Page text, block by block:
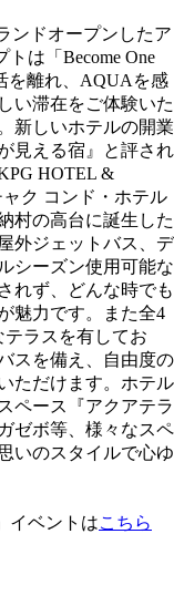
ンドオープンしたア
は「Become One
を離れ、AQUAを感
い滞在をご体験いた
新しいホテルの開業
見える宿』と評され
HOTEL &
ク コンド・ホテル
村の高台に誕生した
外ジェットバス、デ
シーズン使用可能な
れず、どんな時でも
魅力です。また全4
ラスを有してお
スを備え、自由度の
ただけます。ホテル
ペース『アクアテラ
ゼボ等、様々なスペ
いのスタイルで心ゆ
イベントはこちら